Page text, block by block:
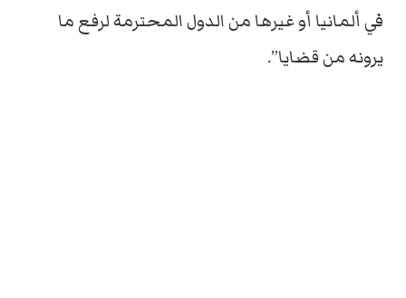
في ألمانيا أو غيرها من الدول المحترمة لرفع ما
يرونه من قضايا”.